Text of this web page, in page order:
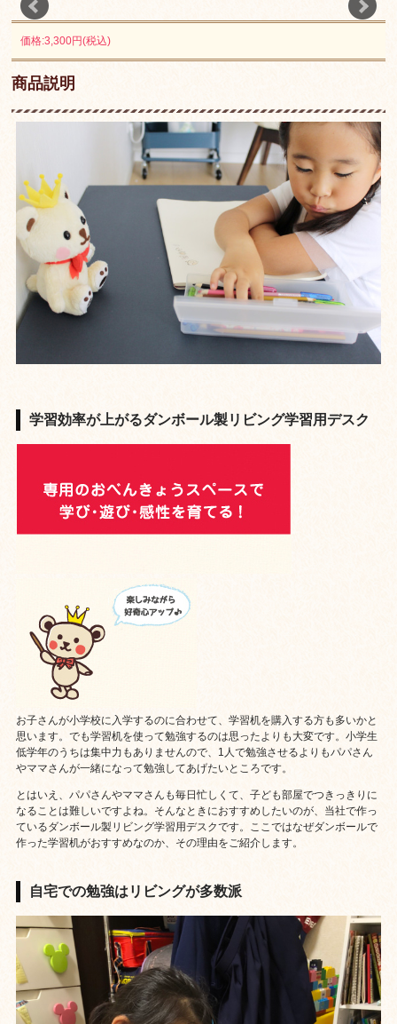
価格:3,300円(税込)
商品説明
学習効率が上がるダンボール製リビング学習用デスク
お子さんが小学校に入学するのに合わせて、学習机を購入する方も多いかと
思います。でも学習机を使って勉強するのは思ったよりも大変です。小学生
低学年のうちは集中力もありませんので、1人で勉強させるよりもパパさん
やママさんが一緒になって勉強してあげたいところです。
とはいえ、パパさんやママさんも毎日忙しくて、子ども部屋でつきっきりに
なることは難しいですよね。そんなときにおすすめしたいのが、当社で作っ
ているダンボール製リビング学習用デスクです。ここではなぜダンボールで
作った学習机がおすすめなのか、その理由をご紹介します。
自宅での勉強はリビングが多数派